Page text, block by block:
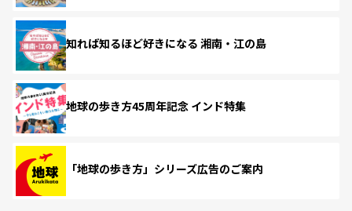
知れば知るほど好きになる 湘南・江の島
地球の歩き方45周年記念 インド特集
「地球の歩き方」シリーズ広告のご案内